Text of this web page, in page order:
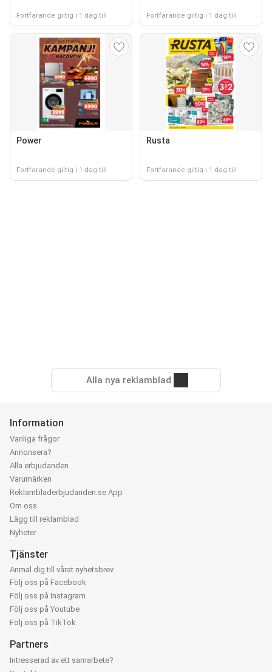
Fortfarande giltig i 1 dag till Fortfarande giltig i 1 dag till
Power
Fortfarande giltig i 1 dag till
Rusta
Fortfarande giltig i 1 dag till
Alla nya reklamblad
Information
Vanliga frågor
Annonsera?
Alla erbjudanden
Varumärken
Reklambladerbjudanden.se App
Om oss
Lägg till reklamblad
Nyheter
Tjänster
Anmäl dig till vårat nyhetsbrev
Följ oss på Facebook
Följ oss på Instagram
Följ oss på Youtube
Följ oss på TikTok
Partners
Intresserad av ett samarbete?